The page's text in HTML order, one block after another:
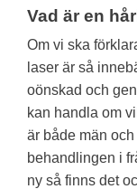
Vad är en
Om vi ska
laser är så
oönskad och
kan handla om
är både män och
behandlingen i
ny så finns det